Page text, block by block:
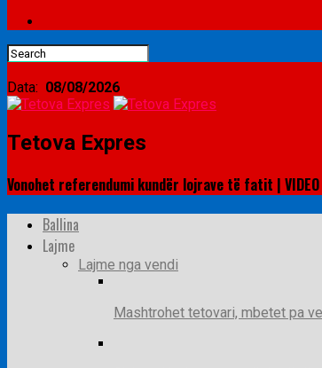
Data: 08/08/2026
Tetova Expres
Vonohet referendumi kundër lojrave të fatit | VIDEO
Ballina
Lajme
Lajme nga vendi
Mashtrohet tetovari, mbetet pa